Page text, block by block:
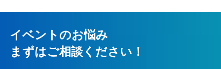
イベントのお悩み
まずはご相談ください！